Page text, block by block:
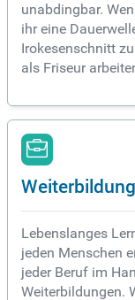
unabdingbar.
ihr eine
Irokesenschnitt
als Friseur
Lebenslanges
jeden Menschen
jeder Beruf im
Weiterbildungen.